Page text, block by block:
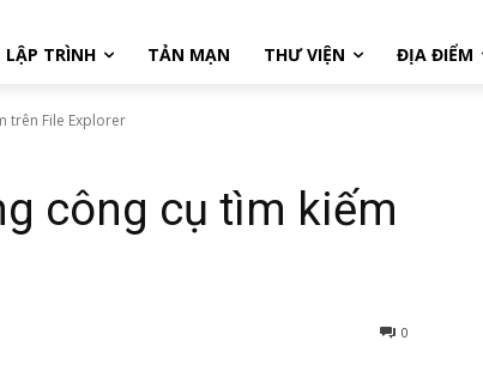
LẬP TRÌNH TẢN MẠN THƯ VIỆN ĐỊA ĐIỂM
trên File Explorer
công cụ tìm kiếm
0